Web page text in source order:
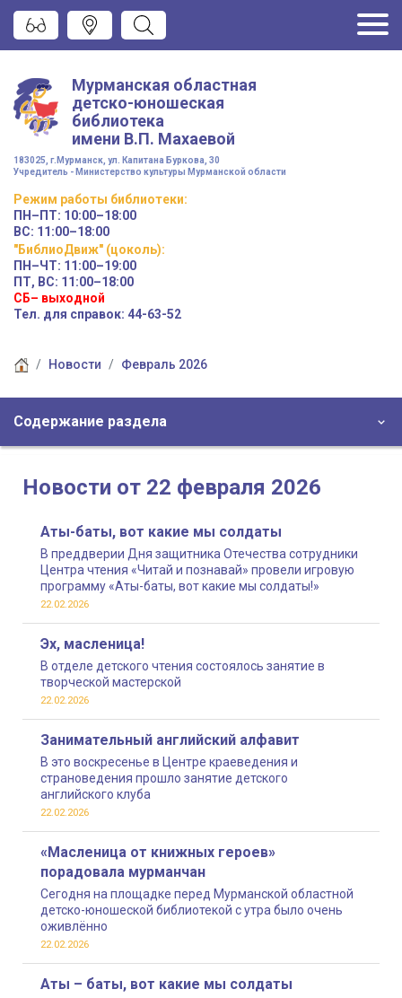
Мурманская областная
детско-юношеская
библиотека
имени В.П. Махаевой
183025, г.Мурманск, ул. Капитана Буркова, 30
Учредитель - Министерство культуры Мурманской области
Режим работы библиотеки:
ПН–ПТ: 10:00–18:00
ВС: 11:00–18:00
"БиблиоДвиж" (цоколь):
ПН–ЧТ: 11:00–19:00
ПТ, ВС: 11:00–18:00
СБ– выходной
Тел. для справок: 44-63-52
Новости Февраль 2026
Содержание раздела
Новости от 22 февраля 2026
Аты-баты, вот какие мы солдаты
В преддверии Дня защитника Отечества сотрудники
Центра чтения «Читай и познавай» провели игровую
программу «Аты-баты, вот какие мы солдаты!»
22.02.2026
Эх, масленица!
В отделе детского чтения состоялось занятие в
творческой мастерской
22.02.2026
Занимательный английский алфавит
В это воскресенье в Центре краеведения и
страноведения прошло занятие детского
английского клуба
22.02.2026
«Масленица от книжных героев»
порадовала мурманчан
Сегодня на площадке перед Мурманской областной
детско-юношеской библиотекой с утра было очень
оживлённо
22.02.2026
Аты – баты, вот какие мы солдаты